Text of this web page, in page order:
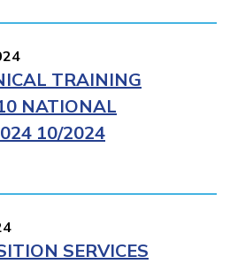
TRAINING
NATIONAL
10/2024
SERVICES